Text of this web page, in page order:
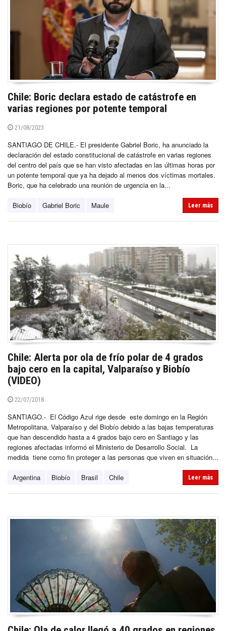
Chile: Boric declara estado de catástrofe en
varias regiones por potente temporal
21/08/2023
SANTIAGO DE CHILE.- El presidente Gabriel Boric, ha anunciado la
declaración del estado constitucional de catástrofe en varias regiones
del centro del país que se han visto afectadas en las últimas horas por
un potente temporal que ya ha dejado al menos dos víctimas mortales.
Boric, que ha celebrado una reunión de urgencia en la...
Biobío Gabriel Boric Maule Leer más
Chile: Alerta por ola de frío polar de 4 grados
bajo cero en la capital, Valparaíso y Biobío
(VIDEO)
22/07/2018
SANTIAGO.- El Código Azul rige desde este domingo en la Región
Metropolitana, Valparaíso y del Biobío debido a las bajas temperaturas
que han descendido hasta a 4 grados bajo cero en Santiago y las
regiones afectadas informó el Ministerio de Desarrollo Social. La
medida tiene como fin proteger a las personas que viven en situación...
Argentina Biobío Brasil Chile Leer más